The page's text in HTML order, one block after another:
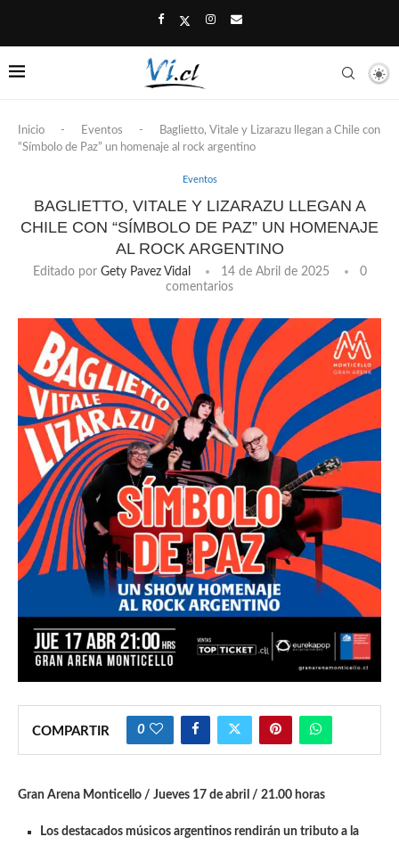
Inicio - Eventos -
Baglietto, Vitale y Lizarazu llegan a Chile con
“Símbolo de Paz” un homenaje al rock argentino
Eventos
BAGLIETTO, VITALE Y LIZARAZU LLEGAN A
CHILE CON “SÍMBOLO DE PAZ” UN HOMENAJE
AL ROCK ARGENTINO
Editado por Gety Pavez Vidal 14 de Abril de 2025
0
comentarios
COMPARTIR 0
Gran Arena Monticello / Jueves 17 de abril / 21.00 horas
Los destacados músicos argentinos rendirán un tributo a la